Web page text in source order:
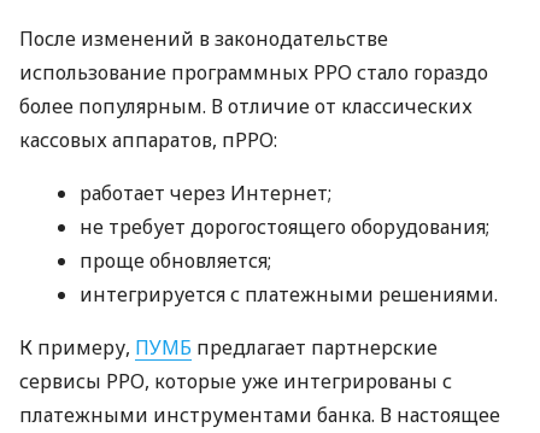
После изменений в законодательстве
использование программных РРО стало гораздо
более популярным. В отличие от классических
кассовых аппаратов, пРРО:
работает через Интернет;
не требует дорогостоящего оборудования;
проще обновляется;
интегрируется с платежными решениями.
К примеру, ПУМБ предлагает партнерские
сервисы РРО, которые уже интегрированы с
платежными инструментами банка. В настоящее